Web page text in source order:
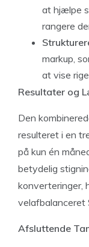
at hjælpe
rangere
markup,
at vise
Resultater og
Den
resulteret i en
på kun én
betydelig
konverteringer,
velafbalanceret
Afsluttende